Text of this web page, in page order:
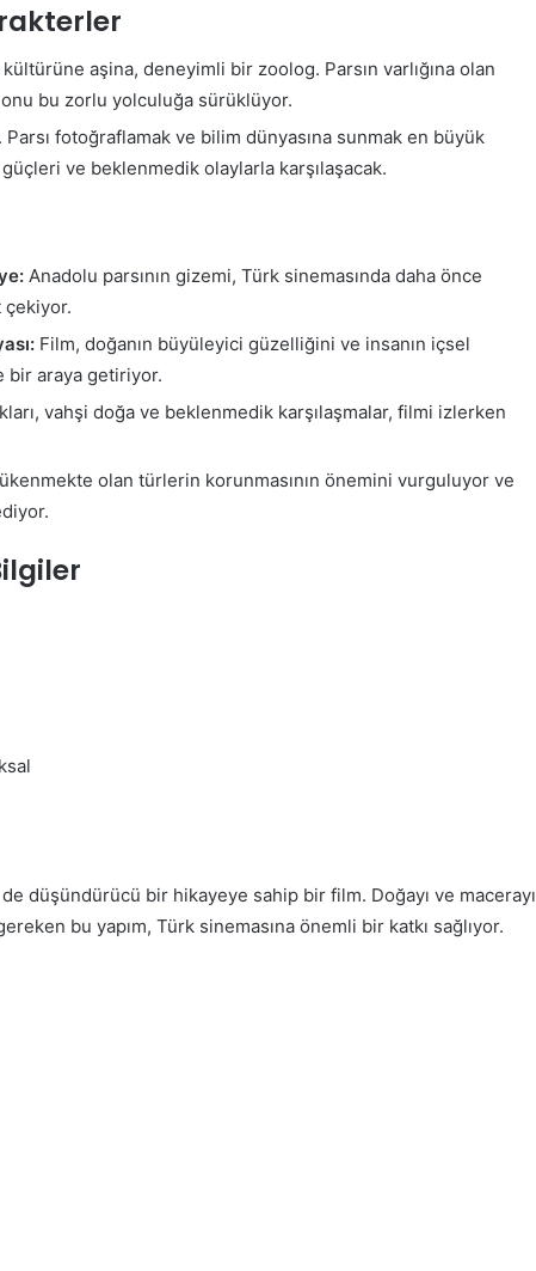
aşina, deneyimli bir zoolog. Parsın varlığına olan
bu zorlu yolculuğa sürüklüyor.
fotoğraflamak ve bilim dünyasına sunmak en büyük
ve beklenmedik olaylarla karşılaşacak.
Anadolu parsının gizemi, Türk sinemasında daha önce
çekiyor.
Film, doğanın büyüleyici güzelliğini ve insanın içsel
bir araya getiriyor.
vahşi doğa ve beklenmedik karşılaşmalar, filmi izlerken
olan türlerin korunmasının önemini vurguluyor ve
düşündürücü bir hikayeye sahip bir film. Doğayı ve macerayı
bu yapım, Türk sinemasına önemli bir katkı sağlıyor.